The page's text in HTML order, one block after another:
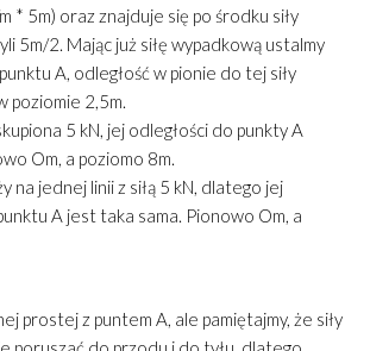
* 5m) oraz znajduje się po środku siły
5m/2. Mając już siłę wypadkową ustalmy
A, odległość w pionie do tej siły
poziomie 2,5m.
5 kN, jej odległości do punkty A
Om, a poziomo 8m.
na jednej linii z siłą 5 kN, dlatego jej
A jest taka sama. Pionowo Om, a
prostej z puntem A, ale pamiętajmy, że siły